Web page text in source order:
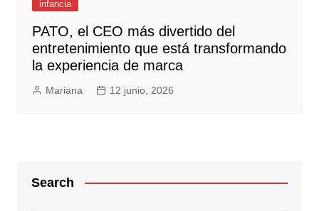
infancia
PATO, el CEO más divertido del
entretenimiento que está transformando
la experiencia de marca
Mariana 12 junio, 2026
Search